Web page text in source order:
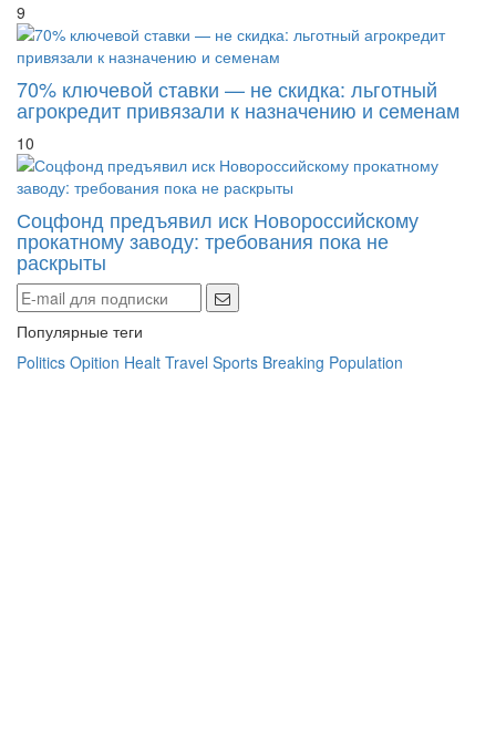
9
70% ключевой ставки — не скидка: льготный
агрокредит привязали к назначению и семенам
10
Соцфонд предъявил иск Новороссийскому
прокатному заводу: требования пока не
раскрыты
Популярные теги
Politics Opition Healt Travel Sports Breaking Population